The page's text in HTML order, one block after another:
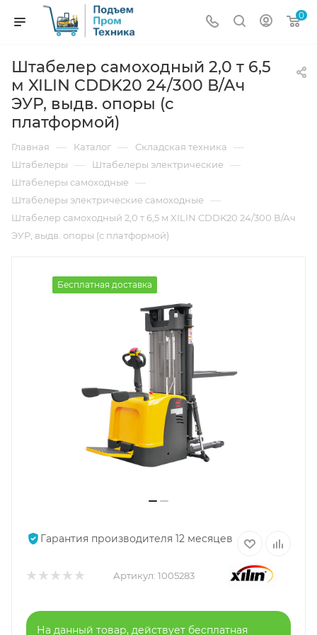
0
Штабелер самоходный 2,0 т 6,5
м XILIN CDDK20 24/300 В/Ач
ЭУР, выдв. опоры (с
платформой)
Главная — Каталог — Складская техника —
Штабелеры — Штабелеры электрические —
Штабелеры самоходные —
Штабелеры электрические самоходные —
Штабелер самоходный 2,0 т 6,5 м XILIN CDDK20 24/300 В/Ач
ЭУР, выдв. опоры (с платформой)
Бесплатная доставка
Гарантия производителя 12 месяцев
Артикул: 1005283
На данный товар, действует бесплатная